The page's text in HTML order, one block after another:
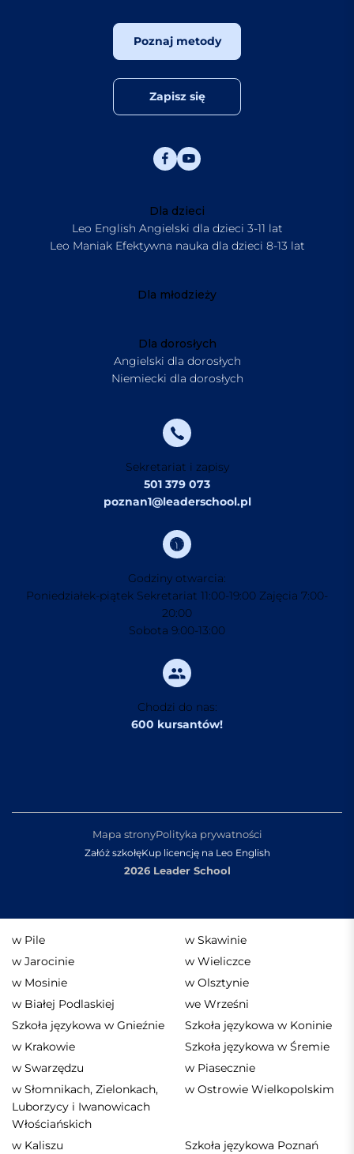
Poznaj metody
Zapisz się
Dla dzieci
Leo English Angielski dla dzieci 3-11 lat
Leo Maniak Efektywna nauka dla dzieci 8-13 lat
Dla młodzieży
Dla dorosłych
Angielski dla dorosłych
Niemiecki dla dorosłych
Sekretariat i zapisy
501 379 073
poznan1@leaderschool.pl
Godziny otwarcia:
Poniedziałek-piątek Sekretariat 11:00-19:00 Zajęcia 7:00-
20:00
Sobota 9:00-13:00
Chodzi do nas:
600 kursantów!
2026 Leader School
Załóż szkołęKup licencję na Leo English
Mapa stronyPolityka prywatności
w Pile
w Skawinie
w Jarocinie
w Wieliczce
w Mosinie
w Olsztynie
w Białej Podlaskiej
we Wrześni
Szkoła językowa w Gnieźnie
Szkoła językowa w Koninie
w Krakowie
Szkoła językowa w Śremie
w Swarzędzu
w Piasecznie
w Słomnikach, Zielonkach,
Luborzycy i Iwanowicach
Włościańskich
w Ostrowie Wielkopolskim
w Kaliszu
Szkoła językowa Poznań